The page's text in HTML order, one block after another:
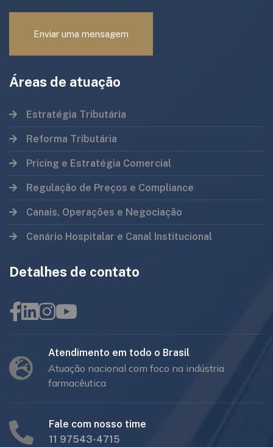
Enviar uma mensagem
Áreas de atuação
Estratégia Tributária
Reforma Tributária
Pricing e Estratégia Comercial
Regulação de Preços e Compliance
Canais, Operações e Negociação
Cenário Hospitalar e Canal Institucional
Detalhes de contato
Atendimento em todo o Brasil
Atuação nacional com foco na indústria
farmacêutica
Fale com nosso time
11 97543-4715